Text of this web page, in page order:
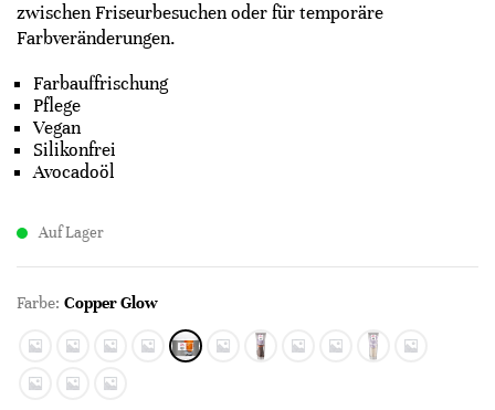
zwischen Friseurbesuchen oder für temporäre
Farbveränderungen.
Farbauffrischung
Pflege
Vegan
Silikonfrei
Avocadoöl
Auf Lager
Farbe: Copper Glow